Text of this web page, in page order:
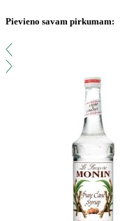
Pievieno savam pirkumam: